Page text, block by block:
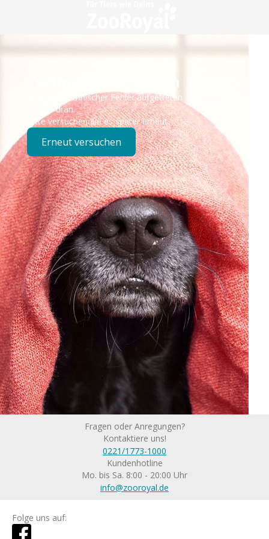
Technisches Problem
Es ist ein technischer Fehler aufgetreten – wir sind
bereits dran.
Bitte versuchen Sie es später erneut.
Erneut versuchen
Fragen oder Anregungen?
Kontaktiere uns!
0221/1773-1000
Kundenhotline
Mo. bis Sa. 8:00 - 20:00 Uhr
info@zooroyal.de
Folge uns auf: